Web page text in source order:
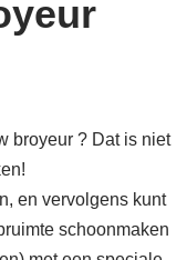
broyeur ? Dat is niet
en vervolgens kunt
schoonmaken